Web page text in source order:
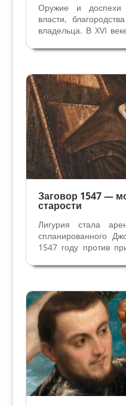
Оружие и доспехи
власти,
владельца. В XVI
украшений,
элементы –
Заговоры и
Заговор 1547 —
старости
Лигурия стала
спланированного
1547 году против
ставшего
влиятельные